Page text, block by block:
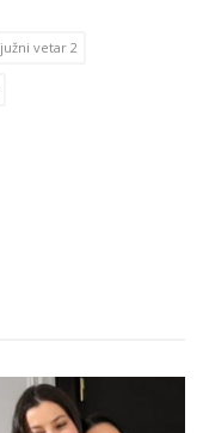
južni vetar 2